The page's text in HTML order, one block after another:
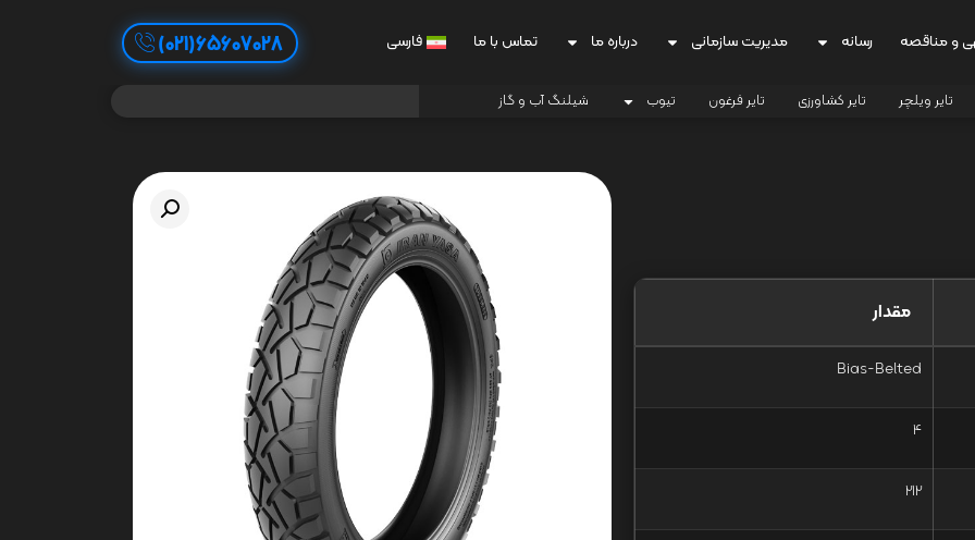
و مناقصه رسانه مدیریت سازمانی درباره ما تماس با ما فارسی 65607028(021)
تایر ویلچر تایر کشاورزی تایر فرغون تیوب شیلنگ آب و گاز
مقدار
Bias-Belted
4
212